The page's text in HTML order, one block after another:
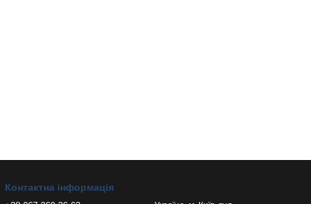
Контактна інформація